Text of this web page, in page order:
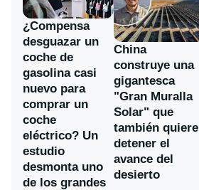
¿Compensa
desguazar un
coche de
gasolina casi
nuevo para
comprar un
coche
eléctrico? Un
estudio
desmonta uno
de los grandes
China
construye una
gigantesca
"Gran Muralla
Solar" que
también quiere
detener el
avance del
desierto